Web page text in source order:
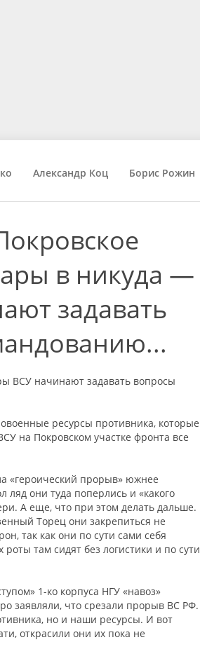
Александр Коц Борис Рожин
в никуда —
задавать
ВСУ начинают задавать вопросы
ресурсы противника, которые
на Покровском участке фронта все
«героический прорыв» южнее
ляд они туда поперлись и «какого
А еще, что при этом делать дальше.
Торец они закрепиться не
так как они по сути сами себя
там сидят без логистики и по сути
1-ко корпуса НГУ «навоз»
заявляли, что срезали прорыв ВС РФ.
но и наши ресурсы. И вот
открасили они их пока не